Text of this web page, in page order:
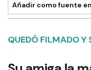
Añadir como fuente en
QUEDÓ FILMADO Y